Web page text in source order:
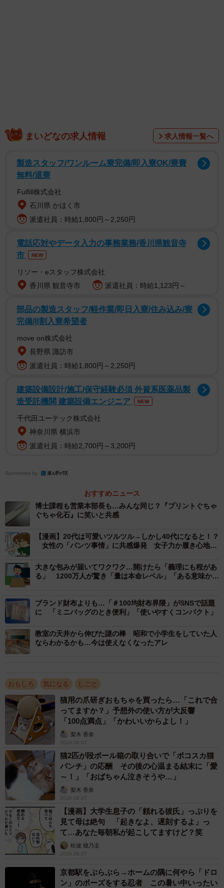
大人になっても「プリントぐちゃぐちゃ問題」は
この投稿には「自分も同じ」と大人たちから共感の声が相
次ぎました。
「博士課程卒業して何十年でも、バックパックの奥から同
じような塊を発見しました」
「営業本部長になってもやってるからまだ大丈夫」
「大の大人になっても生成どころか“熟成”しちゃってます。
「プリントの化石ってこういう事だよな」
中には「全ての科目にテプラを貼ったクリアファイルを渡
した息子が、結局失くしてプールカードがくしゃくしゃの
まま出てきた」という保護者のエピソードも。年齢を問わ
投稿者が感じた「情けなさ」と安心感
いかりさんは取材に対し、「かばんの底からくしゃくしゃ
の紙が見つかった衝撃で反射的にポストしました」と話し
ています。
から整理は苦手。見つけた時は情けない気持ちでした」と
振り返ります。一方で、共感の声が多く届いたことには
「自分だけじゃないんだと安心した」と笑います。
ランドセルの底から出てくるくしゃくしゃのプリント…大人になって変
わらない？（photoACより「ゆるまる」さん撮影、イメージ画像）
小学生の頃から続く“習性”
「小学生の頃からプリントぐちゃぐちゃ問題はありました
か？」との問いには「ありました」と即答。「修士課程に
もなって」と自らツッコミを入れたものの、本人にとって
は“いつものこと”だったそうです。
共感の裏に「みんなお疲れさま」
SNSには大人の「片付け苦手あるある」があふれ、励まし
プリントの塊をかばんに隠し持っているのは、あなただけ
まいどなの求人情報 求人情報一覧へ
製造スタッフ/ワンルーム寮完備/即入寮OK/寮費
無料/退寮
Fulfill株式会社
石川県 かほく市
派遣社員：時給1,800円～2,250円
電話応対やデータ入力の事務業務/香川県観音寺
市
NEW
リソー・eスタッフ株式会社
香川県 観音寺市
派遣社員：時給1,123円～
部品の製造スタッフ/軽作業/即日入寮/住み込み/寮
完備/8割入寮希望者
move on株式会社
長野県 諏訪市
派遣社員：時給1,800円～2,250円
建築設備設計/施工/保守経験必須 外資系医薬品製
造受託機関 建築設備エンジニア
NEW
千代田ユーテック株式会社
神奈川県 横浜市
派遣社員：時給2,700円～3,200円
Sponsored by
おすすめニュース
博士課程も営業本部長も…みんな同じ？『プリントぐちゃ
ぐちゃ化石』に笑いと共感
【漫画】20代は可愛いツルツル→しかし40代になると！？
女性の「パンツ事情」に共感爆発 女子力か履き心地
大きな包みが届いてワクワク…開けたら「義理にも程があ
る」 1200万人が驚き「量は本命レベル」「ある意味かな
ブランド財布よりも…「＃100均財布界隈」がSNSで話題
に 「ミニバッグのとき便利」「使いやすくコンパクト」
教室の天井から伸びた謎の棒 昭和で小学生をしていた人
ならわかるかも…今は使えなくなったアレ
おもしろ 気になる しごと
猫用の爪研ぎおもちゃを買ったら…「これで合
ってますか？」予想外の使い方が大反響
「100点満点」「かわいいからよし！」
梨木 香奈
2026.08.07
猫2匹が段ボール箱の取り合いで「ポコスカ猫
パンチ」の応酬 その後の心温まる結末に「愛
～！」「おばちゃん泣きそうや…」
梨木 香奈
2026.08.07
【漫画】大学生息子の「頼れる彼氏」っぷりを
見て母は絶句 「起きなよ、遅刻するよ」っ
て…あなた毎朝私が起こしてますけど？笑
松波 穂乃圭
2026.08.07
京都駅をぶらぶら→ホームの隅に何やら「ドロ
ン」のポーズをする忍者 この暑い中いったい